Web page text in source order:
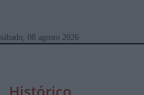
sábado, 08 agosto 2026